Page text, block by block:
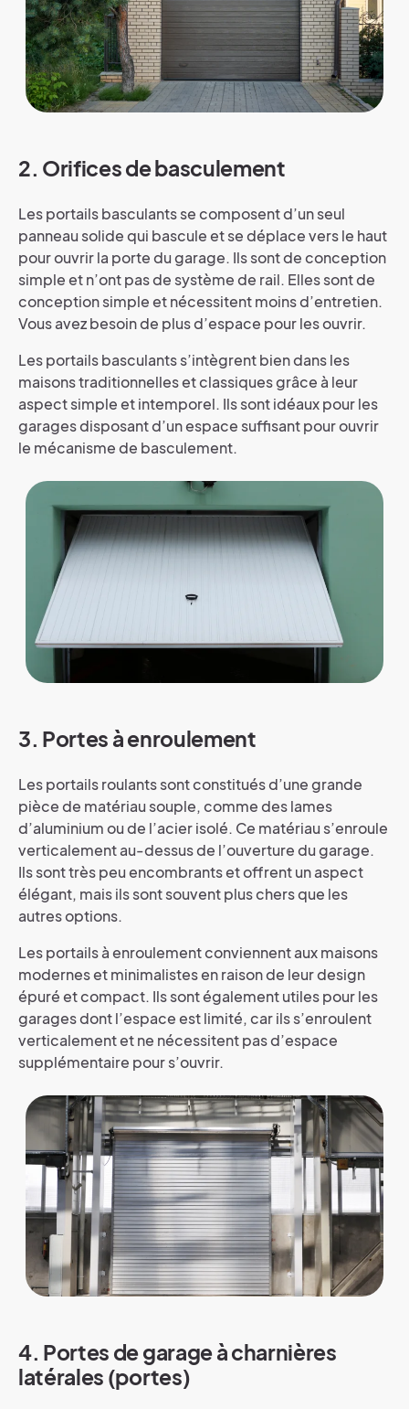
2. Orifices de basculement
Les portails basculants se composent d’un seul
panneau solide qui bascule et se déplace vers le haut
pour ouvrir la porte du garage. Ils sont de conception
simple et n’ont pas de système de rail. Elles sont de
conception simple et nécessitent moins d’entretien.
Vous avez besoin de plus d’espace pour les ouvrir.
Les portails basculants s’intègrent bien dans les
maisons traditionnelles et classiques grâce à leur
aspect simple et intemporel. Ils sont idéaux pour les
garages disposant d’un espace suffisant pour ouvrir
le mécanisme de basculement.
3. Portes à enroulement
Les portails roulants sont constitués d’une grande
pièce de matériau souple, comme des lames
d’aluminium ou de l’acier isolé. Ce matériau s’enroule
verticalement au-dessus de l’ouverture du garage.
Ils sont très peu encombrants et offrent un aspect
élégant, mais ils sont souvent plus chers que les
autres options.
Les portails à enroulement conviennent aux maisons
modernes et minimalistes en raison de leur design
épuré et compact. Ils sont également utiles pour les
garages dont l’espace est limité, car ils s’enroulent
verticalement et ne nécessitent pas d’espace
supplémentaire pour s’ouvrir.
4. Portes de garage à charnières
latérales (portes)